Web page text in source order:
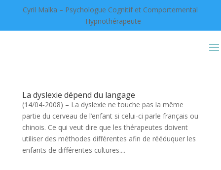
Cyril Malka – Psychologue Cognitif et Comportemental
– Hypnothérapeute
La dyslexie dépend du langage
(14/04-2008) – La dyslexie ne touche pas la même
partie du cerveau de l’enfant si celui-ci parle français ou
chinois. Ce qui veut dire que les thérapeutes doivent
utiliser des méthodes différentes afin de rééduquer les
enfants de différentes cultures....